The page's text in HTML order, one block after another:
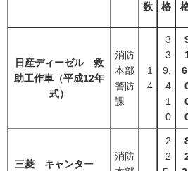
数
格
日産ディーゼル 救
助工作車（平成12年
式）
消防
本部
警防
課
1
4
3
3
9,
4
1
0
三菱 キャンター
消防
2
2